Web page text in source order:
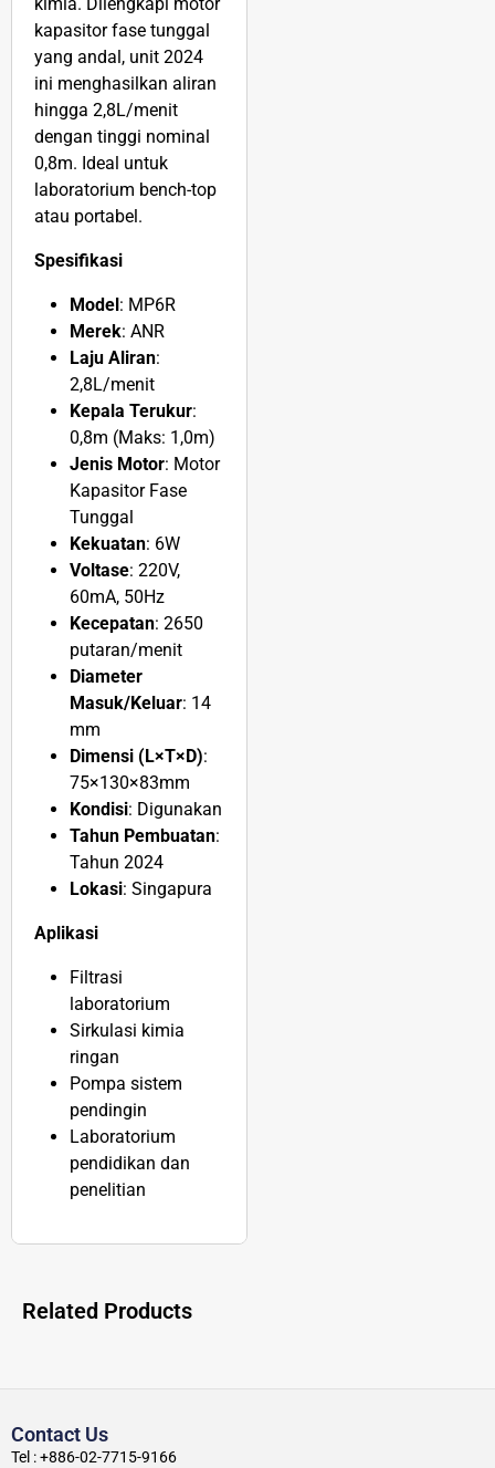
kapasitor fase tunggal
yang andal, unit 2024
ini menghasilkan aliran
hingga 2,8L/menit
dengan tinggi nominal
0,8m. Ideal untuk
laboratorium bench-top
atau portabel.
Spesifikasi
Model : MP6R
Merek: ANR
Laju Aliran:
2,8L/menit
Kepala Terukur:
0,8m (Maks: 1,0m)
Jenis Motor: Motor
Kapasitor Fase
Tunggal
Kekuatan: 6W
Voltase: 220V,
60mA, 50Hz
Kecepatan: 2650
putaran/menit
Diameter
Masuk/Keluar: 14
mm
Dimensi (L×T×D):
75×130×83mm
Kondisi: Digunakan
Tahun Pembuatan:
Tahun 2024
Lokasi: Singapura
Aplikasi
Filtrasi
laboratorium
Sirkulasi kimia
ringan
Pompa sistem
pendingin
Laboratorium
pendidikan dan
penelitian
Related Products
Contact Us
Tel : +886-02-7715-9166